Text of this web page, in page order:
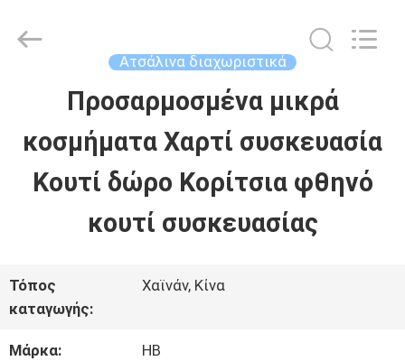
ΠΡΟΪΌΝΤΑ
ΣΧΕΤΙΚΆ
ΜΕ
ΕΜΆΣ
Ατσάλινα διαχωριστικά
Προσαρμοσμένα μικρά
κοσμήματα Χαρτί συσκευασία
Κουτί δώρο Κορίτσια φθηνό
κουτί συσκευασίας
Τόπος
καταγωγής:
Χαϊνάν, Κίνα
Μάρκα: HB